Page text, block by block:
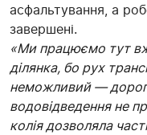
асфальтування, а
завершені.
«Ми працюємо тут
ділянка, бо рух
неможливий —
водовідведення не
колія дозволяла